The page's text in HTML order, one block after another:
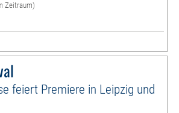
Zeitraum)
feiert Premiere in Leipzig und